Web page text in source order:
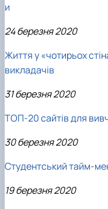
и
24 березня 2020
Життя у «чотирьох
викладачів
31 березня 2020
ТОП-20 сайтів для
30 березня 2020
Студентський тайм-
19 березня 2020